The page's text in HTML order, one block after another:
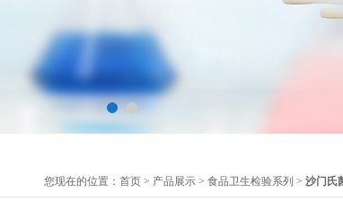
您现在的位置： 首页 > 产品展示 > 食品卫生检验系列 > 沙门氏